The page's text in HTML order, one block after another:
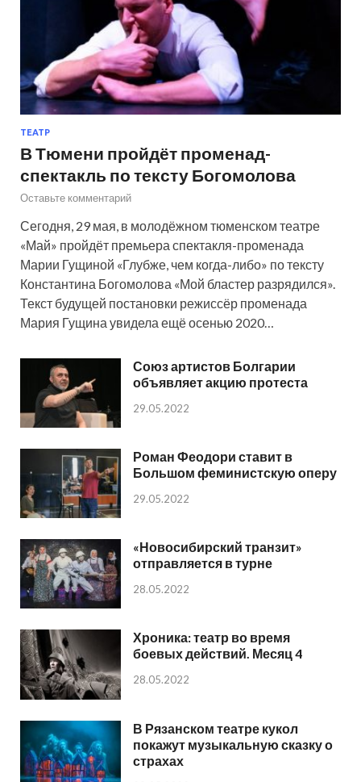
ТЕАТР
В Тюмени пройдёт променад-
спектакль по тексту Богомолова
Оставьте комментарий
Сегодня, 29 мая, в молодёжном тюменском театре
«Май» пройдёт премьера спектакля-променада
Марии Гущиной «Глубже, чем когда-либо» по тексту
Константина Богомолова «Мой бластер разрядился».
Текст будущей постановки режиссёр променада
Мария Гущина увидела ещё осенью 2020…
Союз артистов Болгарии
объявляет акцию протеста
29.05.2022
Роман Феодори ставит в
Большом феминистскую оперу
29.05.2022
«Новосибирский транзит»
отправляется в турне
28.05.2022
Хроника: театр во время
боевых действий. Месяц 4
28.05.2022
В Рязанском театре кукол
покажут музыкальную сказку о
страхах